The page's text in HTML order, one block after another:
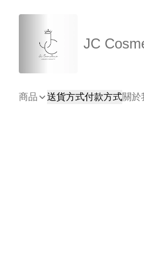
JC
商品 送貨方式付款方式關於